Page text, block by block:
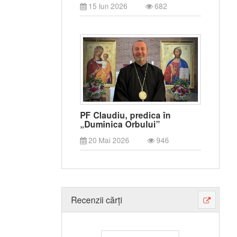
15 Iun 2026 682
PF Claudiu, predica în
„Duminica Orbului”
20 Mai 2026 946
Recenzii cărți